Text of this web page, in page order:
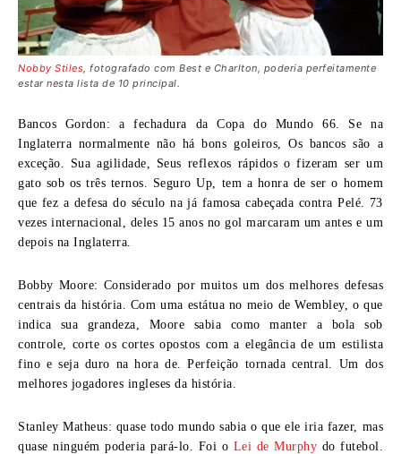
Nobby Stiles , fotografado com Best e Charlton, poderia perfeitamente
estar nesta lista de 10 principal.
Bancos Gordon: a fechadura da Copa do Mundo 66. Se na
Inglaterra normalmente não há bons goleiros, Os bancos são a
exceção. Sua agilidade, Seus reflexos rápidos o fizeram ser um
gato sob os três ternos. Seguro Up, tem a honra de ser o homem
que fez a defesa do século na já famosa cabeçada contra Pelé. 73
vezes internacional, deles 15 anos no gol marcaram um antes e um
depois na Inglaterra.
Bobby Moore: Considerado por muitos um dos melhores defesas
centrais da história. Com uma estátua no meio de Wembley, o que
indica sua grandeza, Moore sabia como manter a bola sob
controle, corte os cortes opostos com a elegância de um estilista
fino e seja duro na hora de. Perfeição tornada central. Um dos
melhores jogadores ingleses da história.
Stanley Matheus: quase todo mundo sabia o que ele iria fazer, mas
quase ninguém poderia pará-lo. Foi o Lei de Murphy do futebol.